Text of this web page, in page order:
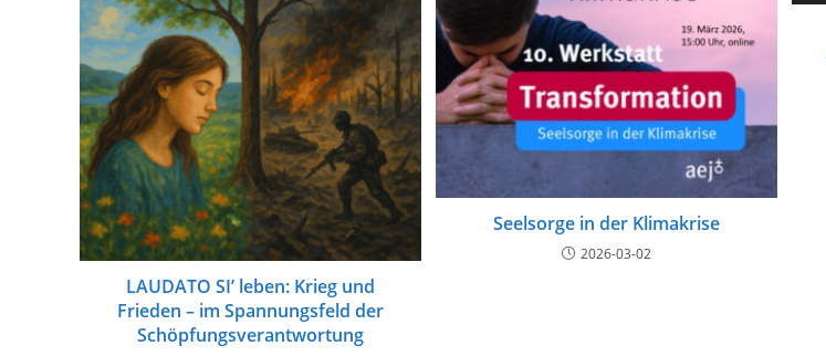
LAUDATO SI’ leben: Krieg und
Frieden – im Spannungsfeld der
Schöpfungsverantwortung
Seelsorge in der Klimakrise
2026-03-02